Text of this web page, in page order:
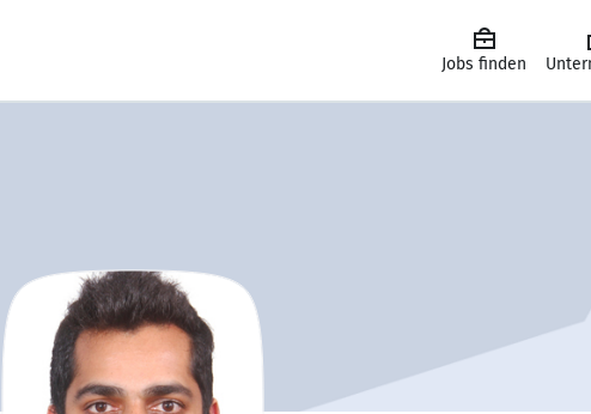
Jobs finden